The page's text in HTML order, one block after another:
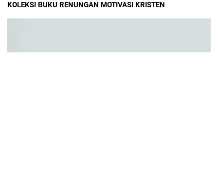
KOLEKSI BUKU RENUNGAN MOTIVASI KRISTEN